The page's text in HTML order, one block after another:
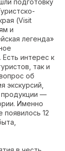
подготовку
(Visit
и
легенда»
интерес к
так и
об
экскурсий,
продукции —
Именно
12